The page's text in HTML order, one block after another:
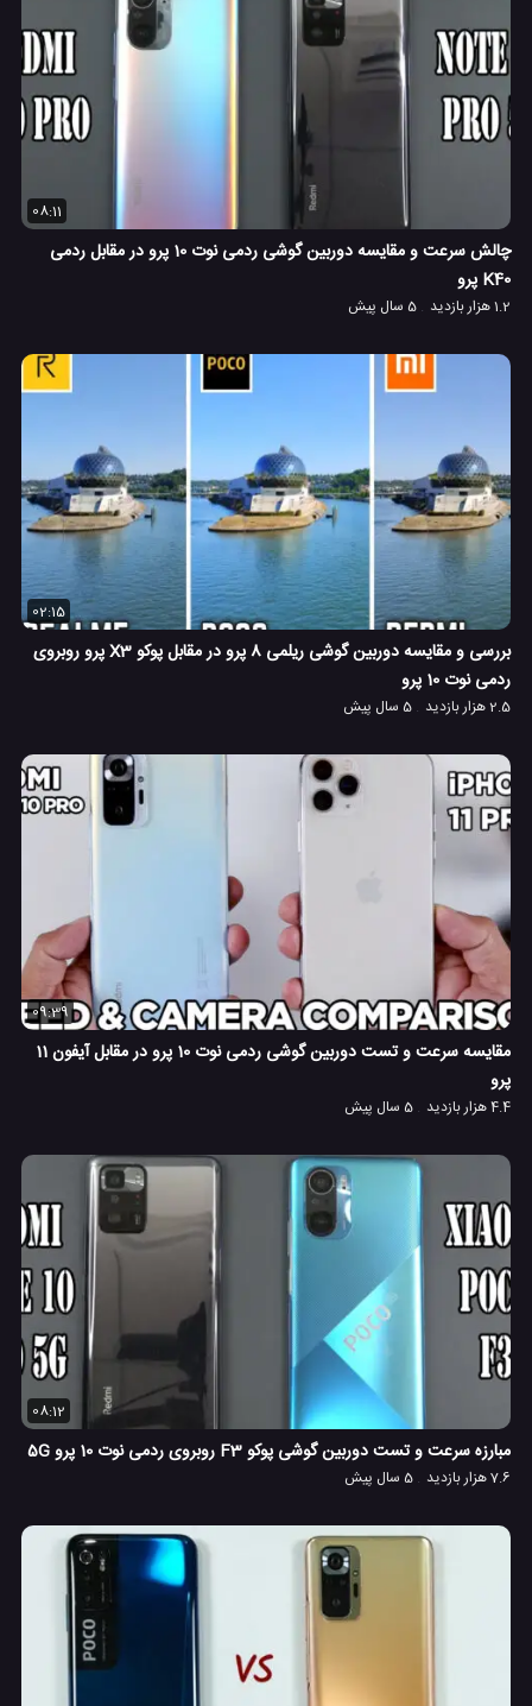
08:11
چالش سرعت و مقایسه دوربین گوشی ردمی نوت 10 پرو در مقابل ردمی
K40 پرو
1.2 هزار بازدید 5 سال پیش
02:15
بررسی و مقایسه دوربین گوشی ریلمی 8 پرو در مقابل پوکو X3 پرو روبروی
ردمی نوت 10 پرو
2.5 هزار بازدید 5 سال پیش
09:39
مقایسه سرعت و تست دوربین گوشی ردمی نوت 10 پرو در مقابل آیفون 11
پرو
4.4 هزار بازدید 5 سال پیش
08:12
مبارزه سرعت و تست دوربین گوشی پوکو F3 روبروی ردمی نوت 10 پرو 5G
7.6 هزار بازدید 5 سال پیش